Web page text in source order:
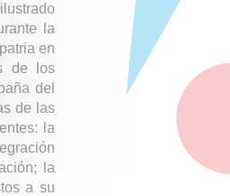
la
en
de los
del
de las
la
la
a su